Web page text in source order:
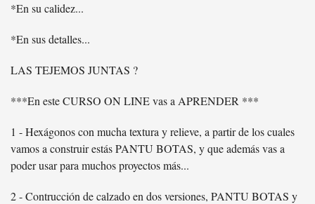
*En su calidez...
*En sus detalles...
LAS TEJEMOS JUNTAS ?
***En este CURSO ON LINE vas a APRENDER ***
1 - Hexágonos con mucha textura y relieve, a partir de los cuales
vamos a construir estás PANTU BOTAS, y que además vas a
poder usar para muchos proyectos más...
2 - Contrucción de calzado en dos versiones, PANTU BOTAS y